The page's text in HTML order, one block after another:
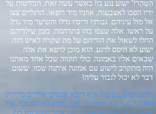
הִטָּהֵר!" ישוע נגע בו! כאשר עשה זאת, הבליטות על
ידיו הפכו לאצבעות, אוזניו מיד רופאו, הרגליים צצו
אל מול עיניהם, גבותיו וריסיו גדלו והשיער מיד גדל
על ראשו. אלה שצפו בהו בתדהמה, בזמן שילדיהם
החלו לשאול את הוריהם על מה שקרה לאיש הזה.
ישוע לא היסס לרגע. הוא מוכן לרפא את אלה
שבאים אליו באמונה. כולי תקווה שכל אחד מאתנו
היה מתקרב לישוע עם אמונה איתנה שכזו, ששום
דבר לא יכול לגבור עליה!
מדוע ישוע נגע בו? הוא ריפא אנשים אחרים מרחוק
(יוחנן ד' 43-54, מתי ט"ו 28), מדוע לא הפעם? איך